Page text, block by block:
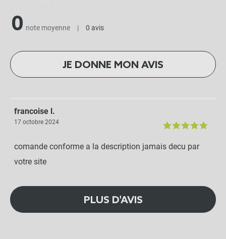
0 note moyenne | 0 avis
JE DONNE MON AVIS
francoise l.
17 octobre 2024
comande conforme a la description jamais decu par
votre site
PLUS D'AVIS